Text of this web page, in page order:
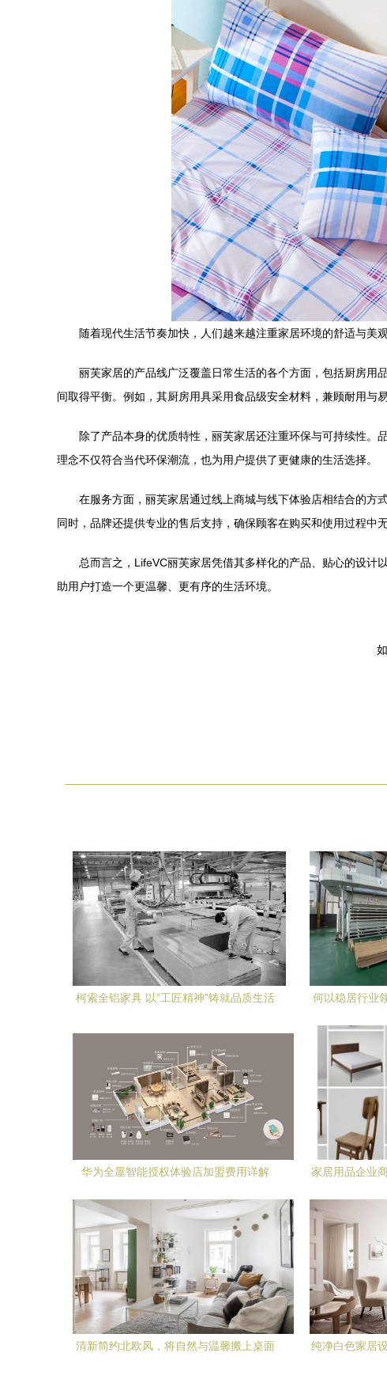
随着现代生活节奏加快，人们越来越注重家居环境的舒适与美
丽芙家居的产品线广泛覆盖日常生活的各个方面，包括厨房用
间取得平衡。例如，其厨房用具采用食品级安全材料，兼顾耐用与
除了产品本身的优质特性，丽芙家居还注重环保与可持续性
理念不仅符合当代环保潮流，也为用户提供了更健康的生活选择。
在服务方面，丽芙家居通过线上商城与线下体验店相结合的方
同时，品牌还提供专业的售后支持，确保顾客在购买和使用过程中无
总而言之，LifeVC丽芙家居凭借其多样化的产品、贴心的设
助用户打造一个更温馨、更有序的生活环境。
柯索全铝家具 以“工匠精神”铸就品质生活
何以稳居行业
华为全屋智能授权体验店加盟费用详解
家居用品企业
清新简约北欧风，将自然与温馨搬上桌面
纯净白色家居